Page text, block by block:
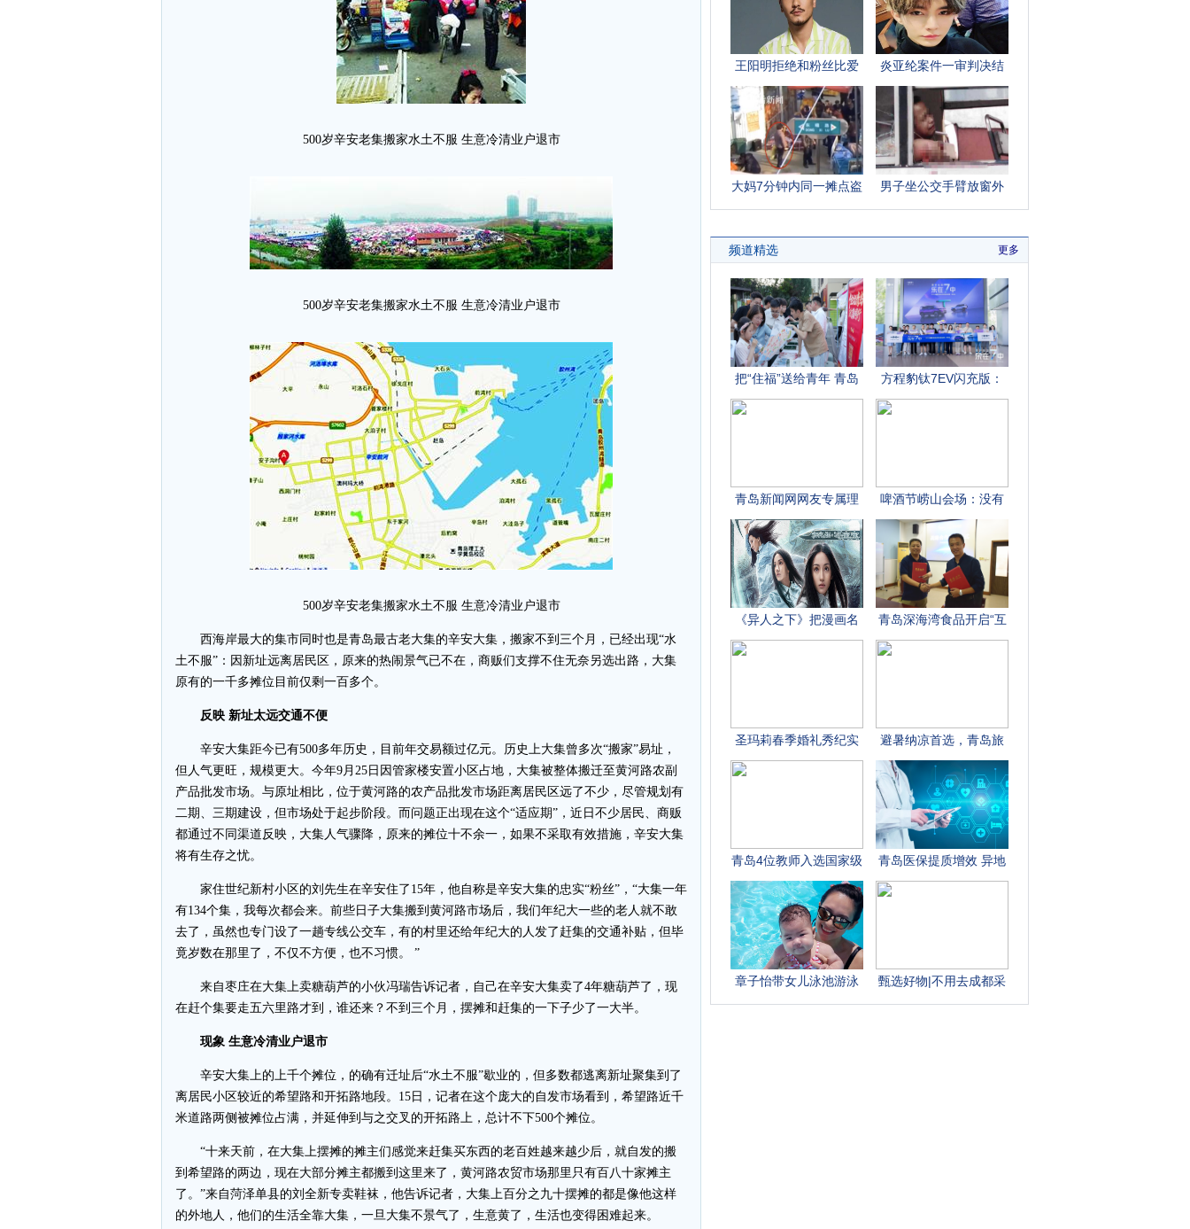
500岁辛安老集搬家水土不服 生意冷清业户退市
500岁辛安老集搬家水土不服 生意冷清业户退市
500岁辛安老集搬家水土不服 生意冷清业户退市
西海岸最大的集市同时也是青岛最古老大集的辛安大集，搬家不到三个月，已经出现“水
土不服”：因新址远离居民区，原来的热闹景气已不在，商贩们支撑不住无奈另选出路，大集
原有的一千多摊位目前仅剩一百多个。
反映 新址太远交通不便
辛安大集距今已有500多年历史，目前年交易额过亿元。历史上大集曾多次“搬家”易址，
但人气更旺，规模更大。今年9月25日因管家楼安置小区占地，大集被整体搬迁至黄河路农副
产品批发市场。与原址相比，位于黄河路的农产品批发市场距离居民区远了不少，尽管规划有
二期、三期建设，但市场处于起步阶段。而问题正出现在这个“适应期”，近日不少居民、商贩
都通过不同渠道反映，大集人气骤降，原来的摊位十不余一，如果不采取有效措施，辛安大集
将有生存之忧。
家住世纪新村小区的刘先生在辛安住了15年，他自称是辛安大集的忠实“粉丝”，“大集一年
有134个集，我每次都会来。前些日子大集搬到黄河路市场后，我们年纪大一些的老人就不敢
去了，虽然也专门设了一趟专线公交车，有的村里还给年纪大的人发了赶集的交通补贴，但毕
竟岁数在那里了，不仅不方便，也不习惯。 ”
来自枣庄在大集上卖糖葫芦的小伙冯瑞告诉记者，自己在辛安大集卖了4年糖葫芦了，现
在赶个集要走五六里路才到，谁还来？不到三个月，摆摊和赶集的一下子少了一大半。
现象 生意冷清业户退市
辛安大集上的上千个摊位，的确有迁址后“水土不服”歇业的，但多数都逃离新址聚集到了
离居民小区较近的希望路和开拓路地段。15日，记者在这个庞大的自发市场看到，希望路近千
米道路两侧被摊位占满，并延伸到与之交叉的开拓路上，总计不下500个摊位。
“十来天前，在大集上摆摊的摊主们感觉来赶集买东西的老百姓越来越少后，就自发的搬
到希望路的两边，现在大部分摊主都搬到这里来了，黄河路农贸市场那里只有百八十家摊主
了。”来自菏泽单县的刘全新专卖鞋袜，他告诉记者，大集上百分之九十摆摊的都是像他这样
的外地人，他们的生活全靠大集，一旦大集不景气了，生意黄了，生活也变得困难起来。